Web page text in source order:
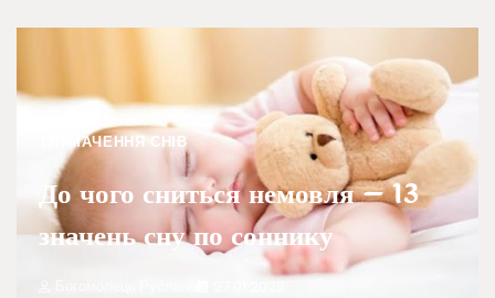
ТЛУМАЧЕННЯ СНІВ
До чого сниться немовля – 13
значень сну по соннику
27.01.2025